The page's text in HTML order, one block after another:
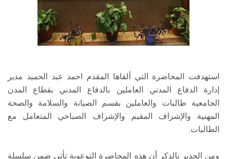
استهدفت المحاضرة التي ألقاها المقدم احمد عبد الحميد مدير
إدارة الدفاع المدني العاملين بالدفاع المدني بقطاع المدن
الجامعية طالبات والعاملين بقسم الصيانة والسلامة والصحة
المهنية والإشراف المقيم والإشراف الصباحي المتعامل مع
الطالبات.
ومن الجدير بالذكر أن هذه المحاضرة التوعوية تأتي ضمن سلسلة